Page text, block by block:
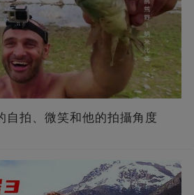
自拍、微笑和他的拍攝角度